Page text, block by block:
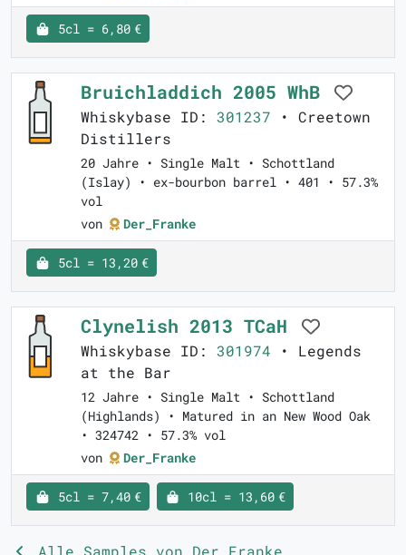
5cl = 6,80 €
Bruichladdich 2005 WhB
Whiskybase ID: 301237 • Creetown
Distillers
20 Jahre • Single Malt • Schottland
(Islay) • ex-bourbon barrel • 401 • 57.3%
vol
von
Der_Franke
5cl = 13,20 €
Clynelish 2013 TCaH
Whiskybase ID: 301974 • Legends
at the Bar
12 Jahre • Single Malt • Schottland
(Highlands) • Matured in an New Wood Oak
• 324742 • 57.3% vol
von
Der_Franke
5cl = 7,40 € 10cl = 13,60 €
Alle Samples von Der_Franke